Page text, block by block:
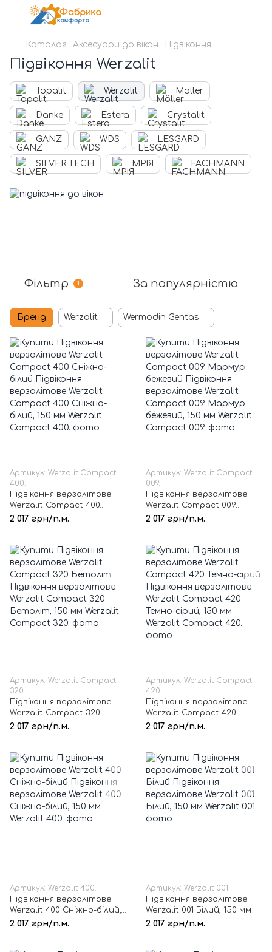
Каталог Аксесуари до вікон Підвіконня
Підвіконня Werzalit
Topalit Werzalit Möller
Danke Estera Crystalit
GANZ WDS LESGARD
SILVER TECH МРІЯ FACHMANN
Фільтр 1 За популярністю
Бренд Werzalit Wermodin Gentas
Артикул: Werzalit Compact
400.
Підвіконня верзалітове
Werzalit Compact 400
Сніжно-білий, 150 мм
2 017 грн/п.м.
Артикул: Werzalit Compact
009.
Підвіконня верзалітове
Werzalit Compact 009
Мармур бежевий, 150 мм
2 017 грн/п.м.
Артикул: Werzalit Compact
320.
Підвіконня верзалітове
Werzalit Compact 320
Бетоліт, 150 мм
2 017 грн/п.м.
Артикул: Werzalit Compact
420.
Підвіконня верзалітове
Werzalit Compact 420
Темно-сірий, 150 мм
2 017 грн/п.м.
Артикул: Werzalit 400.
Підвіконня верзалітове
Werzalit 400 Сніжно-білий,
150 мм
2 017 грн/п.м.
Артикул: Werzalit 001.
Підвіконня верзалітове
Werzalit 001 Білий, 150 мм
2 017 грн/п.м.